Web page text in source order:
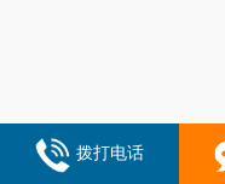
拨打电话